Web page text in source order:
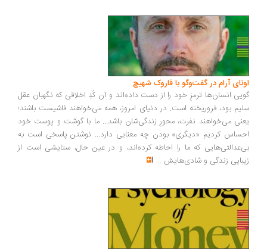
اونای آرام در گفت‌وگو با فاروک شهیچ‭
گویی انسان‌ها ترمزِ خود را از دست داده‌اند و آن کُدِ اخلاقی که نگهبان عقل
سلیم بود، فروریخته است. در دنیای امروز، همه می‌خواهند فاشیست باشند؛
یعنی می‌خواهند نفرت، محورِ زندگی‌شان باشد... ما با گوشت و پوست خود
احساس کردیم «دیگری» بودن چه معنایی دارد... نوشتن پاسخی است به
بی‌عدالتی‌هایی که ما را احاطه کرده‌اند، و در عین حال، ستایشی است از
زیبایی زندگی و شادی‌هایش ...